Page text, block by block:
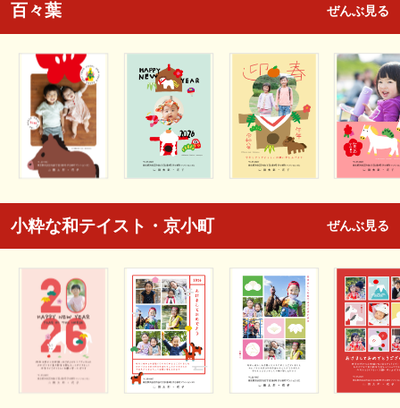
百々葉 ぜんぶ見る
小粋な和テイスト・京小町 ぜんぶ見る